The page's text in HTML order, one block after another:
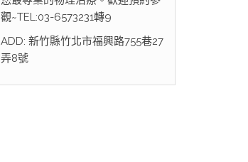
觀~TEL:03-6573231轉9
ADD: 新竹縣竹北市福興路755巷27
弄8號